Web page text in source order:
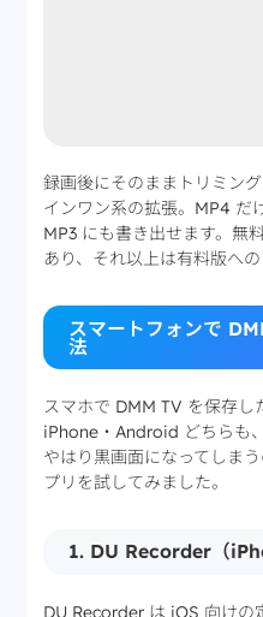
録画後にそのままトリミン
インワン系の拡張。MP4 だ
MP3 にも書き出せます。無
あり、それ以上は有料版へ
スマートフォンで
法
スマホで DMM TV を保存し
iPhone・Android どちらも
やはり黒画面になってしま
プリを試してみました。
1. DU Recorder（
DU Recorder は iOS 向け